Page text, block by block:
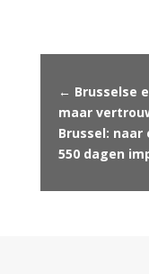
← Brusselse
maar
Brussel: naar
550 dagen